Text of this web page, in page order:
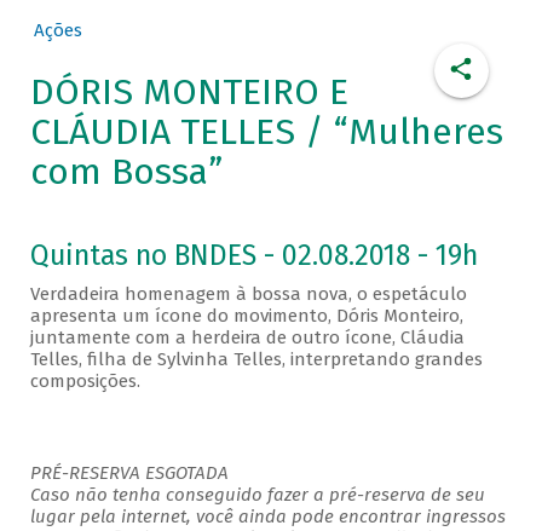
Ações
DÓRIS MONTEIRO E
CLÁUDIA TELLES / “Mulheres
com Bossa”
Quintas no BNDES - 02.08.2018 - 19h
Verdadeira homenagem à bossa nova, o espetáculo
apresenta um ícone do movimento, Dóris Monteiro,
juntamente com a herdeira de outro ícone, Cláudia
Telles, filha de Sylvinha Telles, interpretando grandes
composições.
PRÉ-RESERVA ESGOTADA
Caso não tenha conseguido fazer a pré-reserva de seu
lugar pela internet, você ainda pode encontrar ingressos